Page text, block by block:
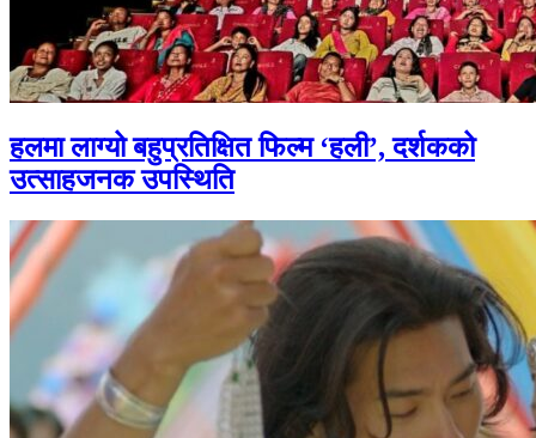
हलमा लाग्यो बहुप्रतिक्षित फिल्म ‘हली’, दर्शकको
उत्साहजनक उपस्थिति